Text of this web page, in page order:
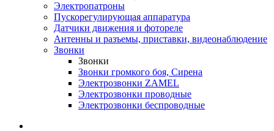
Электропатроны
Пускорегулирующая аппаратура
Датчики движения и фотореле
Антенны и разъемы, приставки, видеонаблюдение
Звонки
Звонки
Звонки громкого боя, Сирена
Электрозвонки ZAMEL
Электрозвонки проводные
Электрозвонки беспроводные